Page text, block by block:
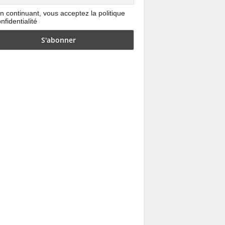
continuant, vous acceptez la politique